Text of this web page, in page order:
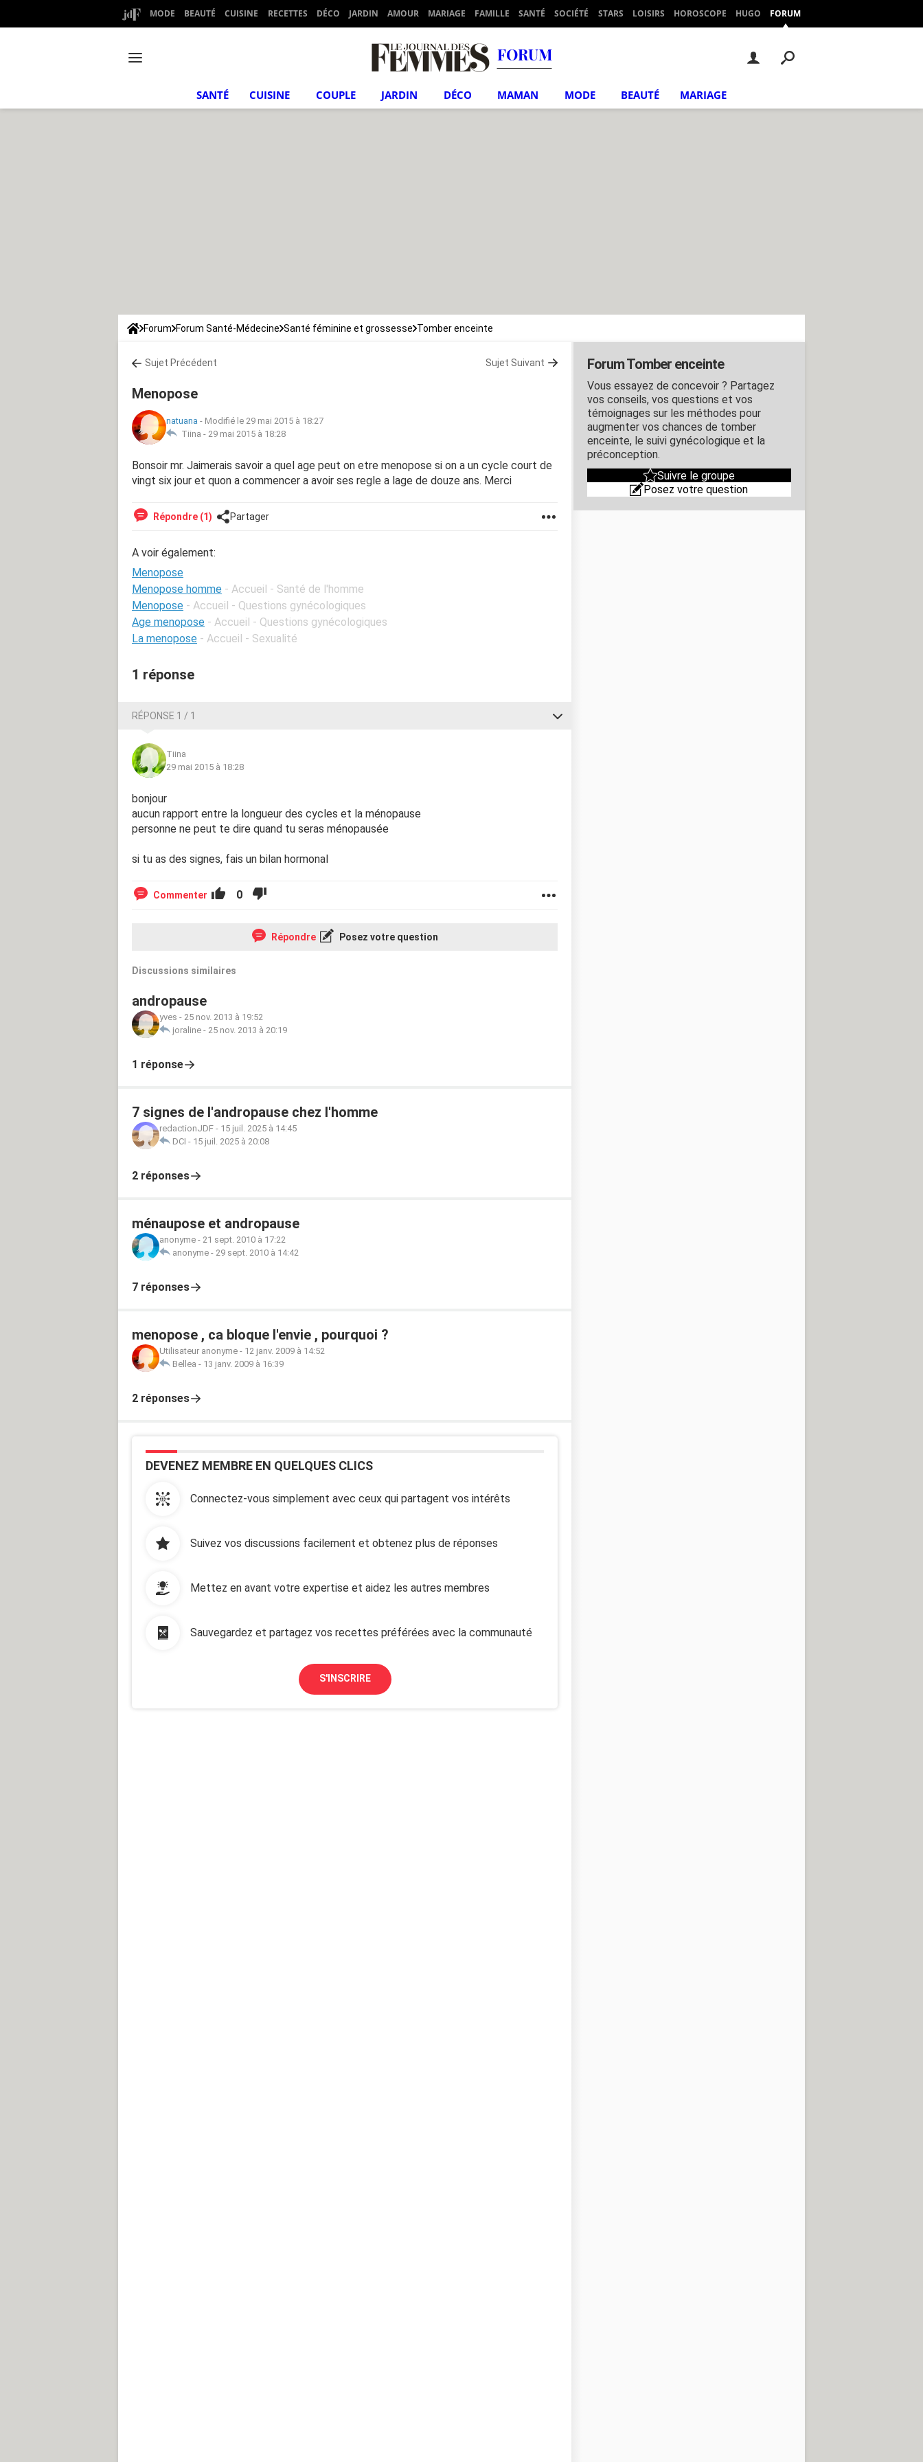
MODE BEAUTÉ CUISINE RECETTES DÉCO JARDIN AMOUR MARIAGE FAMILLE SANTÉ SOCIÉTÉ STARS LOISIRS HOROSCOPE HUGO FORUM
FORUM
SANTÉ CUISINE COUPLE JARDIN DÉCO MAMAN MODE BEAUTÉ MARIAGE
Forum Forum Santé-Médecine Santé féminine et grossesse Tomber enceinte
Sujet Précédent Sujet Suivant
Menopose
natuana - Modifié le 29 mai 2015 à 18:27
Tiina - 29 mai 2015 à 18:28
Bonsoir mr. Jaimerais savoir a quel age peut on etre menopose si on a un cycle court de
vingt six jour et quon a commencer a avoir ses regle a lage de douze ans. Merci
Répondre (1) Partager
A voir également:
Menopose
Menopose homme - Accueil - Santé de l'homme
Menopose - Accueil - Questions gynécologiques
Age menopose - Accueil - Questions gynécologiques
La menopose - Accueil - Sexualité
1 réponse
RÉPONSE 1 / 1
Tiina
29 mai 2015 à 18:28
bonjour
aucun rapport entre la longueur des cycles et la ménopause
personne ne peut te dire quand tu seras ménopausée
si tu as des signes, fais un bilan hormonal
Commenter 0
Répondre Posez votre question
Discussions similaires
andropause
yves - 25 nov. 2013 à 19:52
joraline - 25 nov. 2013 à 20:19
1 réponse
7 signes de l'andropause chez l'homme
redactionJDF - 15 juil. 2025 à 14:45
DCI - 15 juil. 2025 à 20:08
2 réponses
ménaupose et andropause
anonyme - 21 sept. 2010 à 17:22
anonyme - 29 sept. 2010 à 14:42
7 réponses
menopose , ca bloque l'envie , pourquoi ?
Utilisateur anonyme - 12 janv. 2009 à 14:52
Bellea - 13 janv. 2009 à 16:39
2 réponses
DEVENEZ MEMBRE EN QUELQUES CLICS
Connectez-vous simplement avec ceux qui partagent vos intérêts
Suivez vos discussions facilement et obtenez plus de réponses
Mettez en avant votre expertise et aidez les autres membres
Sauvegardez et partagez vos recettes préférées avec la communauté
S'INSCRIRE
Forum Tomber enceinte
Vous essayez de concevoir ? Partagez
vos conseils, vos questions et vos
témoignages sur les méthodes pour
augmenter vos chances de tomber
enceinte, le suivi gynécologique et la
préconception.
Suivre le groupe
Posez votre question